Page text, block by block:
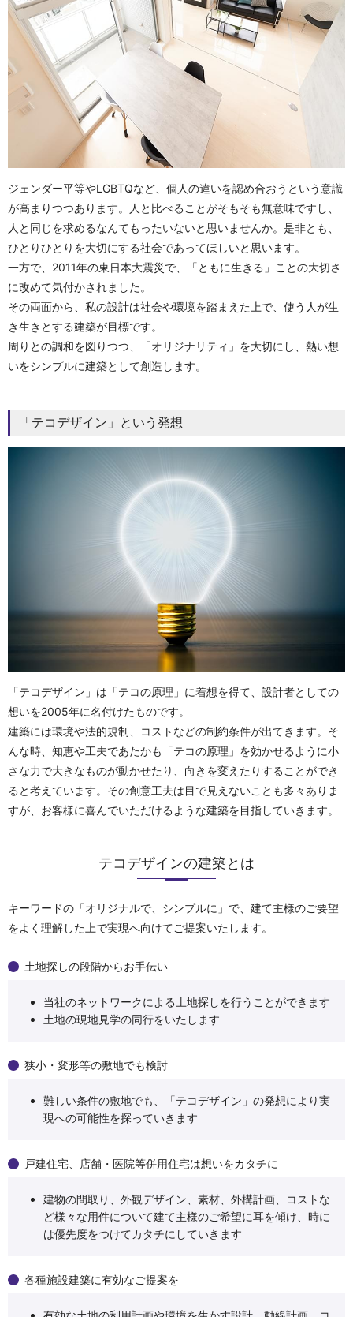
ジェンダー平等やLGBTQなど、個人の違いを認め合おうという意識
が高まりつつあります。人と比べることがそもそも無意味ですし、
人と同じを求めるなんてもったいないと思いませんか。是非とも、
ひとりひとりを大切にする社会であってほしいと思います。
一方で、2011年の東日本大震災で、「ともに生きる」ことの大切さ
に改めて気付かされました。
その両面から、私の設計は社会や環境を踏まえた上で、使う人が生
き生きとする建築が目標です。
周りとの調和を図りつつ、「オリジナリティ」を大切にし、熱い想
いをシンプルに建築として創造します。
「テコデザイン」という発想
「テコデザイン」は「テコの原理」に着想を得て、設計者としての
想いを2005年に名付けたものです。
建築には環境や法的規制、コストなどの制約条件が出てきます。そ
んな時、知恵や工夫であたかも「テコの原理」を効かせるように小
さな力で大きなものが動かせたり、向きを変えたりすることができ
ると考えています。その創意工夫は目で見えないことも多々ありま
すが、お客様に喜んでいただけるような建築を目指していきます。
テコデザインの建築とは
キーワードの「オリジナルで、シンプルに」で、 建て主様のご要望
をよく理解した上で実現へ向けてご提案いたします。
土地探しの段階からお手伝い
当社のネットワークによる土地探しを行うことができます
土地の現地見学の同行をいたします
狭小・変形等の敷地でも検討
難しい条件の敷地でも、「テコデザイン」の発想により実
現への可能性を探っていきます
戸建住宅、店舗・医院等併用住宅は想いをカタチに
建物の間取り、外観デザイン、素材、外構計画、コストな
ど様々な用件について建て主様のご希望に耳を傾け、時に
は優先度をつけてカタチにしていきます
各種施設建築に有効なご提案を